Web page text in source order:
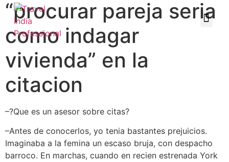
“procurar pareja seri­a
como indagar
vivienda” en la
citacion
–?Que es un asesor sobre citas?
–Antes de conocerlos, yo tenia bastantes prejuicios.
Imaginaba a la femina un escaso bruja, con despacho
barroco. En marchas, cuando en recien estrenada York